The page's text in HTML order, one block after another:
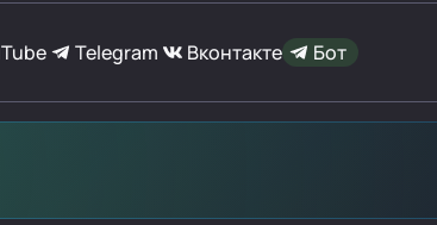
Telegram Вконтакте Бот